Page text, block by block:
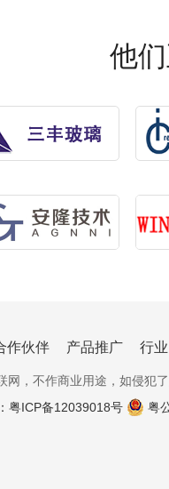
他
作伙伴 产品推广 行
网，不作商业用途，如侵
粤ICP备12039018号 粤